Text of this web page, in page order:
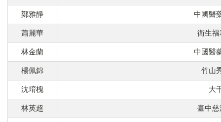
鄭雅靜 中國醫
蕭麗華 衛生
林金蘭 中國醫
楊佩錦 竹山
沈堉槐 大
林英超 臺中